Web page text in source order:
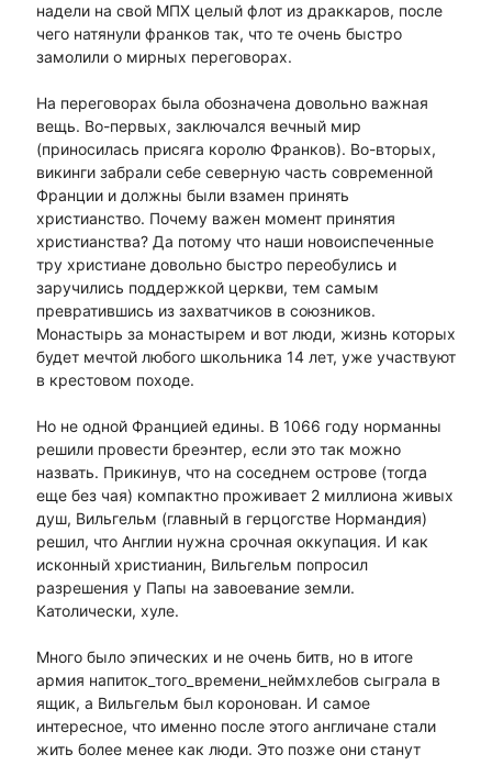
надели на свой МПХ целый флот из драккаров, после
чего натянули франков так, что те очень быстро
замолили о мирных переговорах.
На переговорах была обозначена довольно важная
вещь. Во-первых, заключался вечный мир
(приносилась присяга королю Франков). Во-вторых,
викинги забрали себе северную часть современной
Франции и должны были взамен принять
христианство. Почему важен момент принятия
христианства? Да потому что наши новоиспеченные
тру христиане довольно быстро переобулись и
заручились поддержкой церкви, тем самым
превратившись из захватчиков в союзников.
Монастырь за монастырем и вот люди, жизнь которых
будет мечтой любого школьника 14 лет, уже участвуют
в крестовом походе.
Но не одной Францией едины. В 1066 году норманны
решили провести бреэнтер, если это так можно
назвать. Прикинув, что на соседнем острове (тогда
еще без чая) компактно проживает 2 миллиона живых
душ, Вильгельм (главный в герцогстве Нормандия)
решил, что Англии нужна срочная оккупация. И как
исконный христианин, Вильгельм попросил
разрешения у Папы на завоевание земли.
Католически, хуле.
Много было эпических и не очень битв, но в итоге
армия напиток_того_времени_неймхлебов сыграла в
ящик, а Вильгельм был коронован. И самое
интересное, что именно после этого англичане стали
жить более менее как люди. Это позже они станут